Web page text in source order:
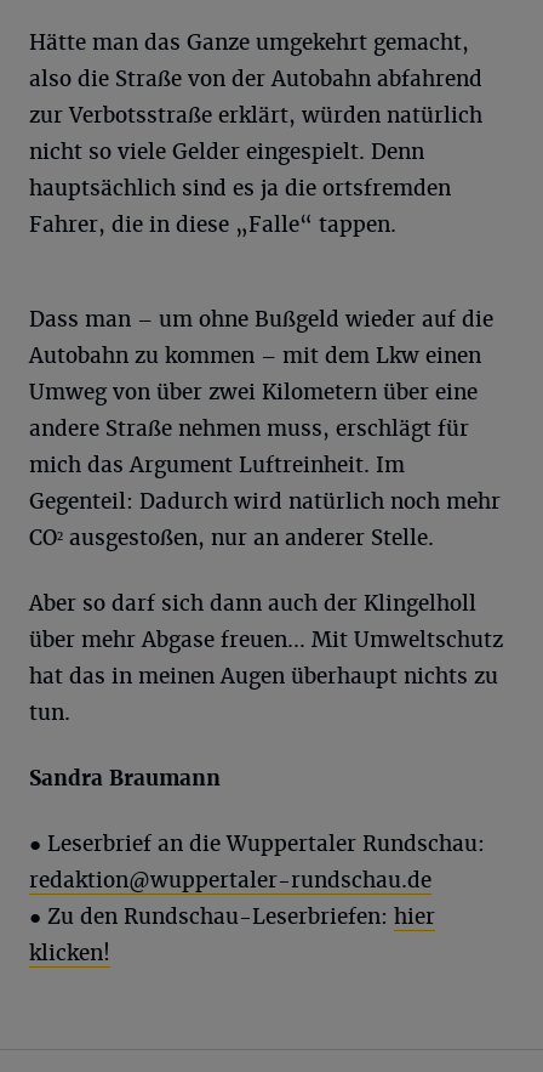
Hätte man das Ganze umgekehrt gemacht,
also die Straße von der Autobahn abfahrend
zur Verbotsstraße erklärt, würden natürlich
nicht so viele Gelder eingespielt. Denn
hauptsächlich sind es ja die ortsfremden
Fahrer, die in diese „Falle“ tappen.
Dass man – um ohne Bußgeld wieder auf die
Autobahn zu kommen – mit dem Lkw einen
Umweg von über zwei Kilometern über eine
andere Straße nehmen muss, erschlägt für
mich das Argument Luftreinheit. Im
Gegenteil: Dadurch wird natürlich noch mehr
CO² ausgestoßen, nur an anderer Stelle.
Aber so darf sich dann auch der Klingelholl
über mehr Abgase freuen… Mit Umweltschutz
hat das in meinen Augen überhaupt nichts zu
tun.
Sandra Braumann
● Leserbrief an die Wuppertaler Rundschau:
redaktion@wuppertaler-rundschau.de
● Zu den Rundschau-Leserbriefen: hier
klicken!